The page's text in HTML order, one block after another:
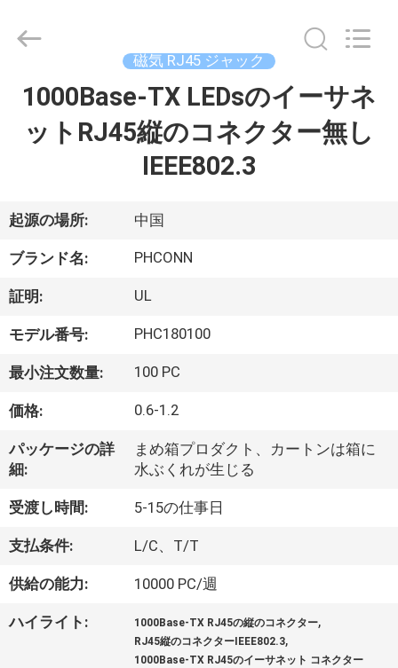
家
ダ
ク
ト
私
達
つ
い
て
工
場
2015
Electronics
Reserved.
磁気 RJ45 ジャック
1000Base-TX LEDsのイーサネ
ットRJ45縦のコネクター無し
IEEE802.3
起源の場所: 中国
ブランド名: PHCONN
証明: UL
モデル番号: PHC180100
最小注文数量: 100 PC
価格: 0.6-1.2
パッケージの詳
細:
まめ箱プロダクト、カートンは箱に
水ぶくれが生じる
受渡し時間: 5-15の仕事日
支払条件: L/C、T/T
供給の能力: 10000 PC/週
ハイライト: 1000Base-TX RJ45の縦のコネクター,
RJ45縦のコネクターIEEE802.3,
1000Base-TX RJ45のイーサネット コネクター